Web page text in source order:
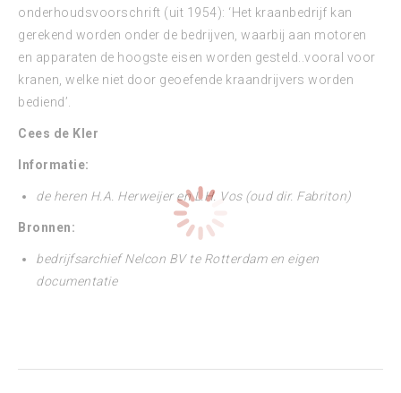
onderhoudsvoorschrift (uit 1954): ‘Het kraanbedrijf kan
gerekend worden onder de bedrijven, waarbij aan motoren
en apparaten de hoogste eisen worden gesteld..vooral voor
kranen, welke niet door geoefende kraandrijvers worden
bediend’.
Cees de Kler
Informatie:
de heren H.A. Herweijer en L.H. Vos (oud dir. Fabriton)
Bronnen:
bedrijfsarchief Nelcon BV te Rotterdam en eigen
documentatie